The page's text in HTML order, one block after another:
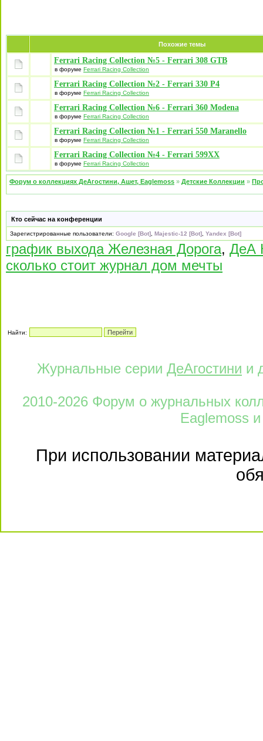
Похожие темы
Ferrari Racing Collection №5 - Ferrari 308 GTB
в форуме Ferrari Racing Collection
Ferrari Racing Collection №2 - Ferrari 330 P4
в форуме Ferrari Racing Collection
Ferrari Racing Collection №6 - Ferrari 360 Modena
в форуме Ferrari Racing Collection
Ferrari Racing Collection №1 - Ferrari 550 Maranello
в форуме Ferrari Racing Collection
Ferrari Racing Collection №4 - Ferrari 599XX
в форуме Ferrari Racing Collection
Форум о коллекциях ДеАгостини, Ашет, Eaglemoss » Детские Коллекции »
Кто сейчас на конференции
Зарегистрированные пользователи: Google [Bot] Majestic-12 [Bot] Yandex [Bot]
график выхода Железная Дорога, ДеА
сколько стоит журнал дом мечты
Найти:
Журнальные серии ДеАгостини и
2010-2026 Форум о журнальных
Eaglemoss и
При использовании